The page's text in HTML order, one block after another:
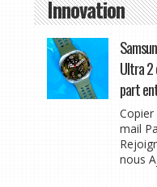
Innovation
Ultra 2
part
Copier
mail
nous